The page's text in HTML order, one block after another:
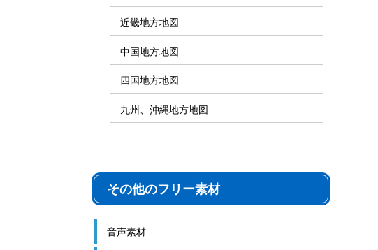
近畿地方地図
中国地方地図
四国地方地図
九州、沖縄地方地図
その他のフリー素材
音声素材